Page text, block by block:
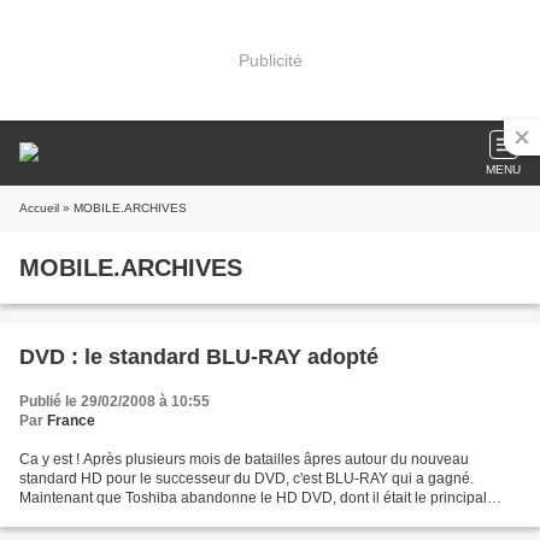
Publicité
MENU
Accueil » MOBILE.ARCHIVES
MOBILE.ARCHIVES
DVD : le standard BLU-RAY adopté
Publié le 29/02/2008 à 10:55
Par France
Ca y est ! Après plusieurs mois de batailles âpres autour du nouveau
standard HD pour le successeur du DVD, c'est BLU-RAY qui a gagné.
Maintenant que Toshiba abandonne le HD DVD, dont il était le principal